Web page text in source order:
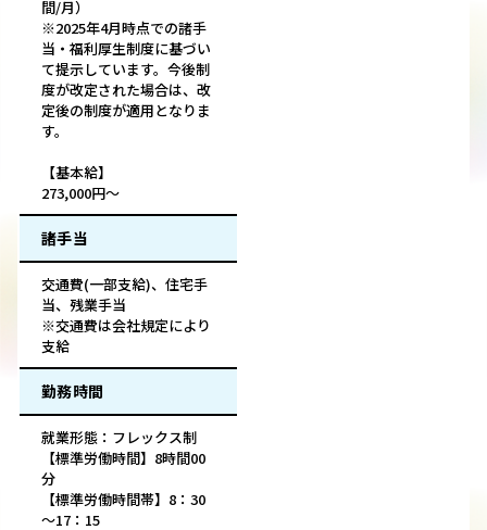
間/月）
※2025年4月時点での諸手
当・福利厚生制度に基づい
て提示しています。今後制
度が改定された場合は、改
定後の制度が適用となりま
す。
【基本給】
273,000円～
諸手当
交通費(一部支給)、住宅手
当、残業手当
※交通費は会社規定により
支給
勤務時間
就業形態：フレックス制
【標準労働時間】8時間00
分
【標準労働時間帯】8：30
～17：15